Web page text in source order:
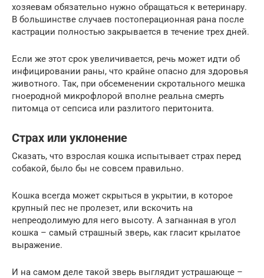
хозяевам обязательно нужно обращаться к ветеринару.
В большинстве случаев постоперационная рана после
кастрации полностью закрывается в течение трех дней.
Если же этот срок увеличивается, речь может идти об
инфицировании раны, что крайне опасно для здоровья
животного. Так, при обсеменении скротального мешка
гноеродной микрофлорой вполне реальна смерть
питомца от сепсиса или разлитого перитонита.
Страх или уклонение
Сказать, что взрослая кошка испытывает страх перед
собакой, было бы не совсем правильно.
Кошка всегда может скрыться в укрытии, в которое
крупный пес не пролезет, или вскочить на
непреодолимую для него высоту. А загнанная в угол
кошка – самый страшный зверь, как гласит крылатое
выражение.
И на самом деле такой зверь выглядит устрашающе –